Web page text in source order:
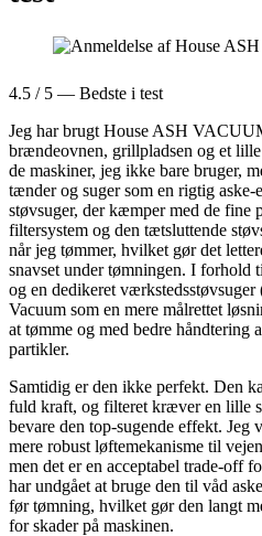
4.5 / 5 — Bedste i test
Jeg har brugt House ASH
brændeovnen, grillpladsen og et
de maskiner, jeg ikke bare bruger,
tænder og suger som en rigtig aske-
støvsuger, der kæmper med de fine
filtersystem og den tætsluttende
når jeg tømmer, hvilket gør det
snavset under tømningen. I forhold
og en dedikeret
Vacuum som en mere målrettet
at tømme og med bedre håndtering
partikler.
Samtidig er den ikke perfekt. Den
fuld kraft, og filteret kræver en lille
bevare den top-sugende effekt. Jeg
mere robust løftemekanisme til
men det er en acceptabel trade-off
har undgået at bruge den til våd
før tømning, hvilket gør den langt
for skader på maskinen.